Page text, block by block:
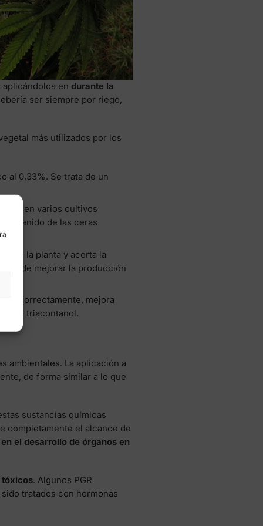
en durante la
ser siempre por riego,
más utilizados por los
al 0,33%. Se trata de un
en varios cultivos
obtenido de las ceras
de la planta y acorta la
puede mejorar la producción
correctamente, mejora
el triacontanol.
ambientales. La aplicación a
de forma similar a lo que
sustancias químicas
completamente el alcance de
el desarrollo de órganos en
tóxicos. Algunos PGR
tratados con hormonas